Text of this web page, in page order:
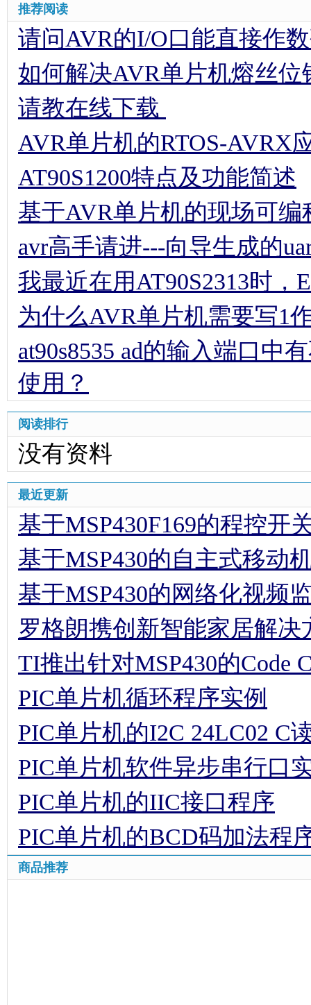
推荐阅读
请问AVR的I/O口能直接作
如何解决AVR单片机熔丝位
请教在线下载
AVR单片机的RTOS-AVRX
AT90S1200特点及功能简述
基于AVR单片机的现场可
avr高手请进---向导生成的
我最近在用AT90S2313时，
为什么AVR单片机需要写1
at90s8535 ad的输入端口中
使用？
阅读排行
没有资料
最近更新
基于MSP430F169的程控开
基于MSP430的自主式移动
基于MSP430的网络化视频
罗格朗携创新智能家居解决
TI推出针对MSP430的Code
PIC单片机循环程序实例
PIC单片机的I2C 24LC02 C
PIC单片机软件异步串行口
PIC单片机的IIC接口程序
PIC单片机的BCD码加法程
商品推荐